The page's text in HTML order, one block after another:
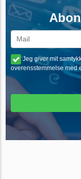
Jeg giver mit
overensstemmelse med